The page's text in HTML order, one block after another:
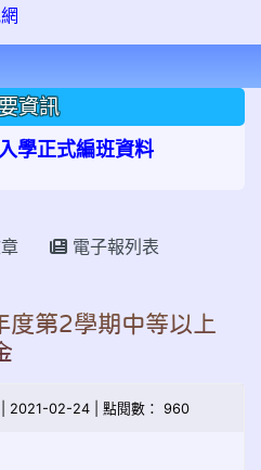
資訊
學正式編班資料
電子報列表
第2學期中等以上
| 2021-02-24 | 點閱數： 960